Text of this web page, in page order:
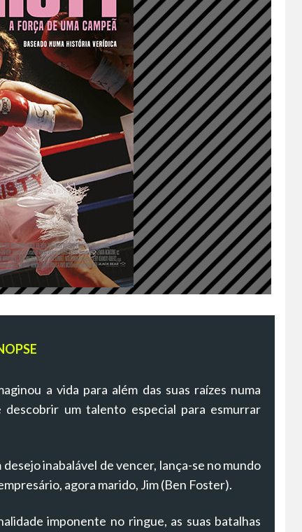
a vida para além das suas raízes numa
um talento especial para esmurrar
inabalável de vencer, lança-se no mundo
agora marido, Jim (Ben Foster).
imponente no ringue, as suas batalhas